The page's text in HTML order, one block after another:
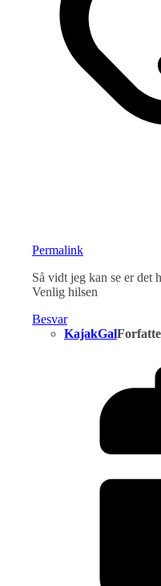
Permalink
Så vidt jeg kan se er det
Venlig hilsen
Besvar
KajakGal